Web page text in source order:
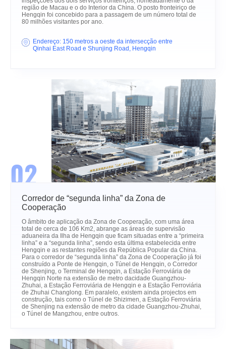
região de Macau e o do Interior da China. O posto fronteiriço de
Hengqin foi concebido para a passagem de um número total de
80 milhões visitantes por ano.
Endereço: 150 metros a oeste da intersecção entre
Qinhai East Road e Shunjing Road, Hengqin
02
Corredor de “segunda linha” da Zona de
Cooperação
O âmbito de aplicação da Zona de Cooperação, com uma área
total de cerca de 106 Km2, abrange as áreas de supervisão
aduaneira da Ilha de Hengqin que ficam situadas entre a “primeira
linha” e a “segunda linha”, sendo esta última estabelecida entre
Hengqin e as restantes regiões da República Popular da China.
Para o corredor de “segunda linha” da Zona de Cooperação já foi
construído a Ponte de Hengqin, o Túnel de Hengqin, o Corredor
de Shenjing, o Terminal de Hengqin, a Estação Ferroviária de
Hengqin Norte na extensão de metro dacidade Guangzhou-
Zhuhai, a Estação Ferroviária de Hengqin e a Estação Ferroviária
de Zhuhai Changlong. Em paralelo, existem ainda projectos em
construção, tais como o Túnel de Shizimen, a Estação Ferroviária
de Shenjing na extensão de metro da cidade Guangzhou-Zhuhai,
o Túnel de Mangzhou, entre outros.